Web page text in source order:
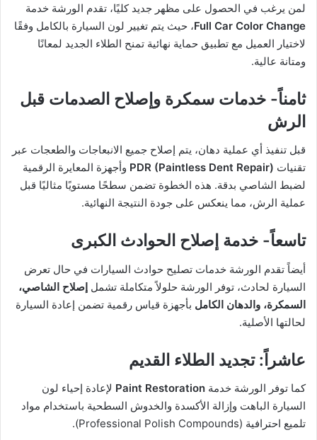
لمن يرغب في الحصول على مظهر جديد كليًا، تقدم الورشة خدمة
Full Car Color Change، حيث يتم تغيير لون السيارة بالكامل وفقًا
لاختيار العميل مع تطبيق حماية نهائية تمنح الطلاء الجديد لمعانًا
ومتانة عالية.
ثامناً- خدمات سمكرة وإصلاح الصدمات قبل
الرش
قبل تنفيذ أي عملية دهان، يتم إصلاح جميع الانبعاجات والطعجات عبر
تقنيات PDR (Paintless Dent Repair) وأجهزة المعايرة الرقمية
لضبط الشاصي بدقة. هذه الخطوة تضمن سطحًا مستويًا مثاليًا قبل
عملية الرش، مما ينعكس على جودة النتيجة النهائية.
تاسعاً- خدمة إصلاح الحوادث الكبرى
أيضاً تقدم الورشة خدمات تصليح حوادث السيارات في حال تعرض
السيارة لحادث، توفر الورشة حلولاً متكاملة تشمل إصلاح الشاصي،
السمكرة، والدهان الكامل بأجهزة قياس رقمية تضمن إعادة السيارة
لحالتها الأصلية.
عاشراً: تجديد الطلاء القديم
كما توفر الورشة خدمة Paint Restoration لإعادة إحياء لون
السيارة الباهت وإزالة الأكسدة والخدوش السطحية باستخدام مواد
تلميع احترافية (Professional Polish Compounds).